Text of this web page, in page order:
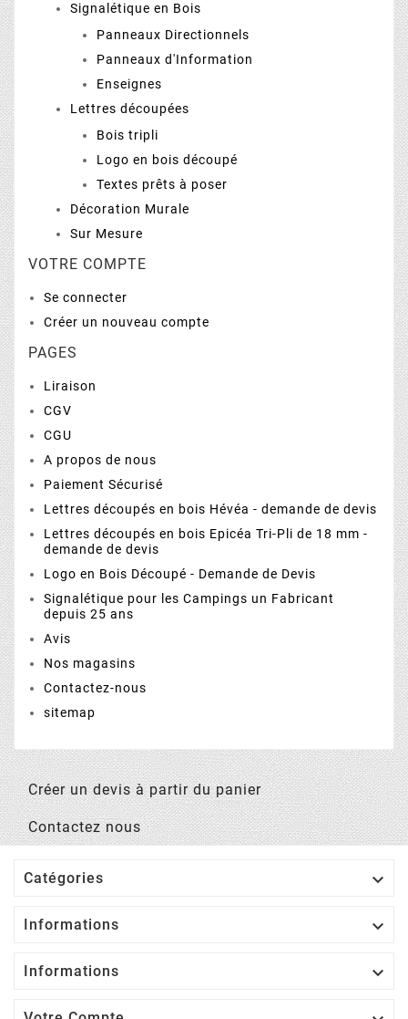
Signalétique en Bois
Panneaux Directionnels
Panneaux d'Information
Enseignes
Lettres découpées
Bois tripli
Logo en bois découpé
Textes prêts à poser
Décoration Murale
Sur Mesure
VOTRE COMPTE
Se connecter
Créer un nouveau compte
PAGES
Liraison
CGV
CGU
A propos de nous
Paiement Sécurisé
Lettres découpés en bois Hévéa - demande de devis
Lettres découpés en bois Epicéa Tri-Pli de 18 mm -
demande de devis
Logo en Bois Découpé - Demande de Devis
Signalétique pour les Campings un Fabricant
depuis 25 ans
Avis
Nos magasins
Contactez-nous
sitemap
Créer un devis à partir du panier
Contactez nous
Catégories 
Informations 
Informations 